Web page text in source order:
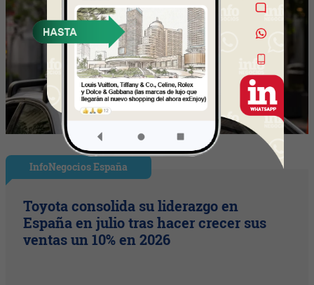
InfoNegocios España
Toyota consolida su liderazgo en
España en julio tras hacer crecer sus
ventas un 10% en 2026